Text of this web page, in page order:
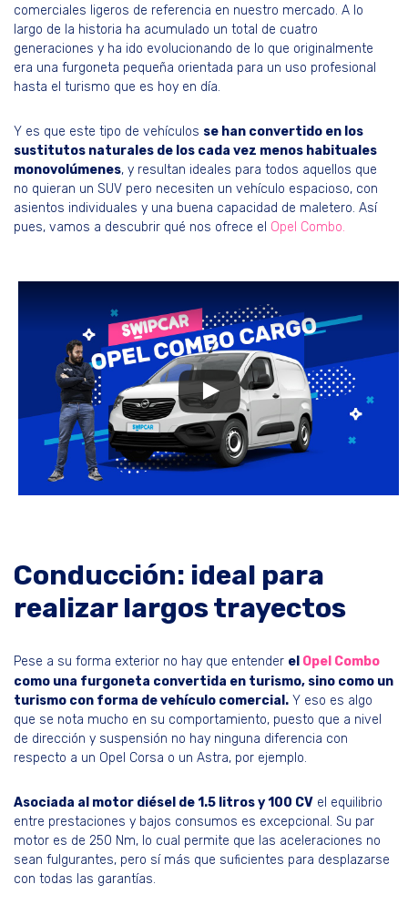
comerciales ligeros de referencia en nuestro mercado. A lo
largo de la historia ha acumulado un total de cuatro
generaciones y ha ido evolucionando de lo que originalmente
era una furgoneta pequeña orientada para un uso profesional
hasta el turismo que es hoy en día.
Y es que este tipo de vehículos se han convertido en los
sustitutos naturales de los cada vez menos habituales
monovolúmenes, y resultan ideales para todos aquellos que
no quieran un SUV pero necesiten un vehículo espacioso, con
asientos individuales y una buena capacidad de maletero. Así
pues, vamos a descubrir qué nos ofrece el Opel Combo.
Conducción: ideal para
realizar largos trayectos
Pese a su forma exterior no hay que entender el Opel Combo
como una furgoneta convertida en turismo, sino como un
turismo con forma de vehículo comercial. Y eso es algo
que se nota mucho en su comportamiento, puesto que a nivel
de dirección y suspensión no hay ninguna diferencia con
respecto a un Opel Corsa o un Astra, por ejemplo.
Asociada al motor diésel de 1.5 litros y 100 CV el equilibrio
entre prestaciones y bajos consumos es excepcional. Su par
motor es de 250 Nm, lo cual permite que las aceleraciones no
sean fulgurantes, pero sí más que suficientes para desplazarse
con todas las garantías.